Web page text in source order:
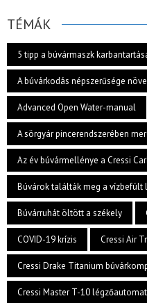
TÉMÁK
5 tipp a búvármaszk
A búvárkodás népszerűsége
Advanced Open Water-manual
A sörgyár pincerendszerében
Az év búvármellénye a Cressi
Búvárok találták meg a vízbefúlt
Búvárruhát öltött a székely
COVID-19 krízis Cressi Air
Cressi Drake Titanium
Cressi Master T-10